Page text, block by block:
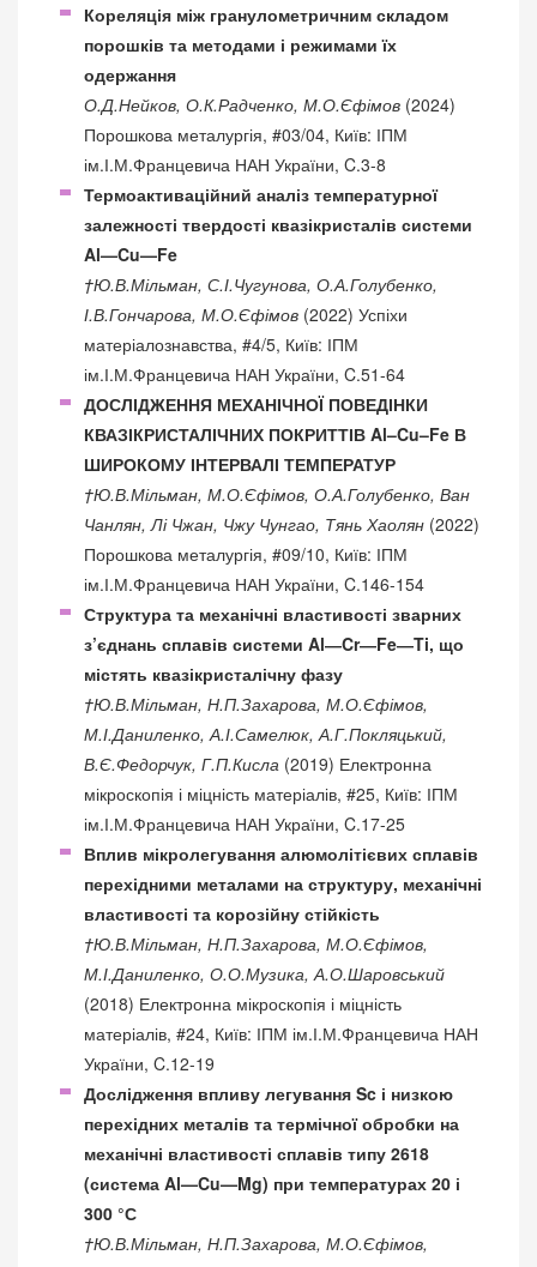
Кореляція між гранулометричним складом
порошків та методами і режимами їх
одержання
О.Д.Нейков, О.К.Радченко, М.О.Єфімов (2024)
Порошкова металургія, #03/04, Київ: ІПМ
ім.І.М.Францевича НАН України, C.3-8
Термоактиваційний аналіз температурної
залежності твердості квазікристалів системи
Al—Cu—Fe
†Ю.В.Мільман, С.І.Чугунова, О.А.Голубенко,
І.В.Гончарова, М.О.Єфімов (2022) Успіхи
матеріалознавства, #4/5, Київ: ІПМ
ім.І.М.Францевича НАН України, C.51-64
ДОСЛІДЖЕННЯ МЕХАНІЧНОЇ ПОВЕДІНКИ
КВАЗІКРИСТАЛІЧНИХ ПОКРИТТІВ Al–Cu–Fe В
ШИРОКОМУ ІНТЕРВАЛІ ТЕМПЕРАТУР
†Ю.В.Мільман, М.О.Єфімов, О.А.Голубенко, Ван
Чанлян, Лі Чжан, Чжу Чунгао, Тянь Хаолян (2022)
Порошкова металургія, #09/10, Київ: ІПМ
ім.І.М.Францевича НАН України, C.146-154
Структура та механічні властивості зварних
з’єднань сплавів системи Al―Cr―Fe―Ti, що
містять квазікристалічну фазу
†Ю.В.Мільман, Н.П.Захарова, М.О.Єфімов,
М.І.Даниленко, А.І.Самелюк, А.Г.Покляцький,
В.Є.Федорчук, Г.П.Кисла (2019) Електронна
мікроскопія і міцність матеріалів, #25, Київ: ІПМ
ім.І.М.Францевича НАН України, C.17-25
Вплив мікролегування алюмолітієвих сплавів
перехідними металами на структуру, механічні
властивості та корозійну стійкість
†Ю.В.Мільман, Н.П.Захарова, М.О.Єфімов,
М.І.Даниленко, О.О.Музика, А.О.Шаровський
(2018) Електронна мікроскопія і міцність
матеріалів, #24, Київ: ІПМ ім.І.М.Францевича НАН
України, C.12-19
Дослідження впливу легування Sc і низкою
перехідних металів та термічної обробки на
механічні властивості сплавів типу 2618
(система Al—Cu—Mg) при температурах 20 і
300 °С
†Ю.В.Мільман, Н.П.Захарова, М.О.Єфімов,